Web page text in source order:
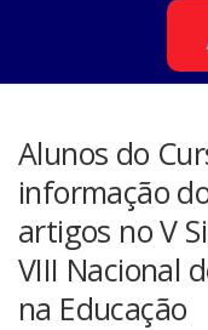
Alunos do
informação
artigos no V
VIII Nacional
na Educação